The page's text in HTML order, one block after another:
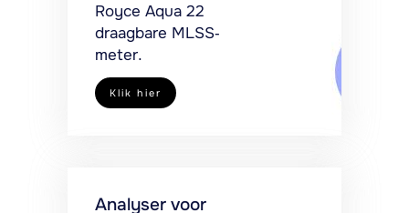
Royce Aqua 22
draagbare MLSS-
meter.
Klik hier
Analyser voor